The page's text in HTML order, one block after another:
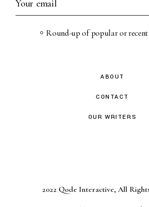
Round-up of popular or
ABOUT
CONTACT
OUR WRITERS
2022 Qode Interactive, All